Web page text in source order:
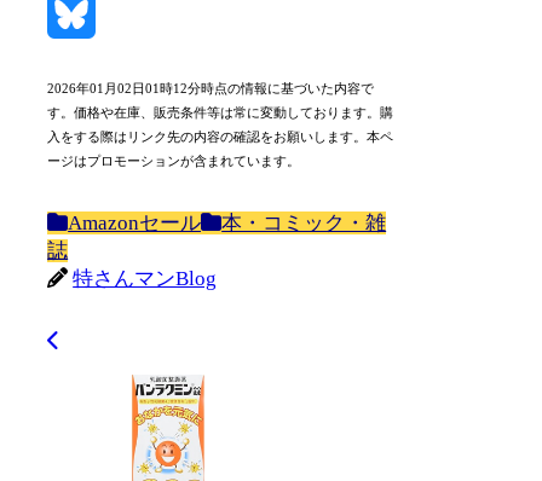
Mastodon
2026年01月02日01時12分時点の情報に基づいた内容で
す。価格や在庫、販売条件等は常に変動しております。購
入をする際はリンク先の内容の確認をお願いします。本ペ
ージはプロモーションが含まれています。
Amazonセール
本・コミック・雑
誌
特さんマンBlog